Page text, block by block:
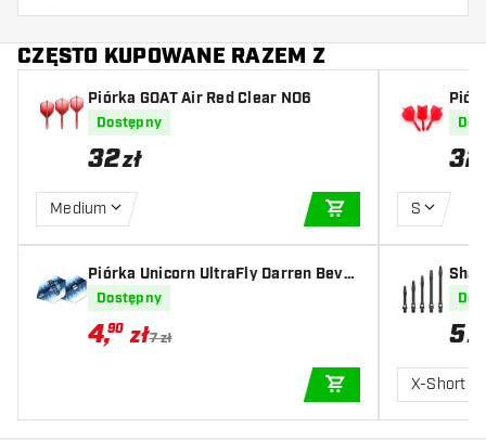
CZĘSTO KUPOWANE RAZEM Z
Piórka GOAT Air Red Clear NO6
Dostępny
32zł
Medium
DODAJ DO
Piórka Unicorn UltraFly Darren Bever
idge NO2
Dostępny
4,90 zł7 zł
DODAJ DO
st
32
S
ck
5zł
X-Short